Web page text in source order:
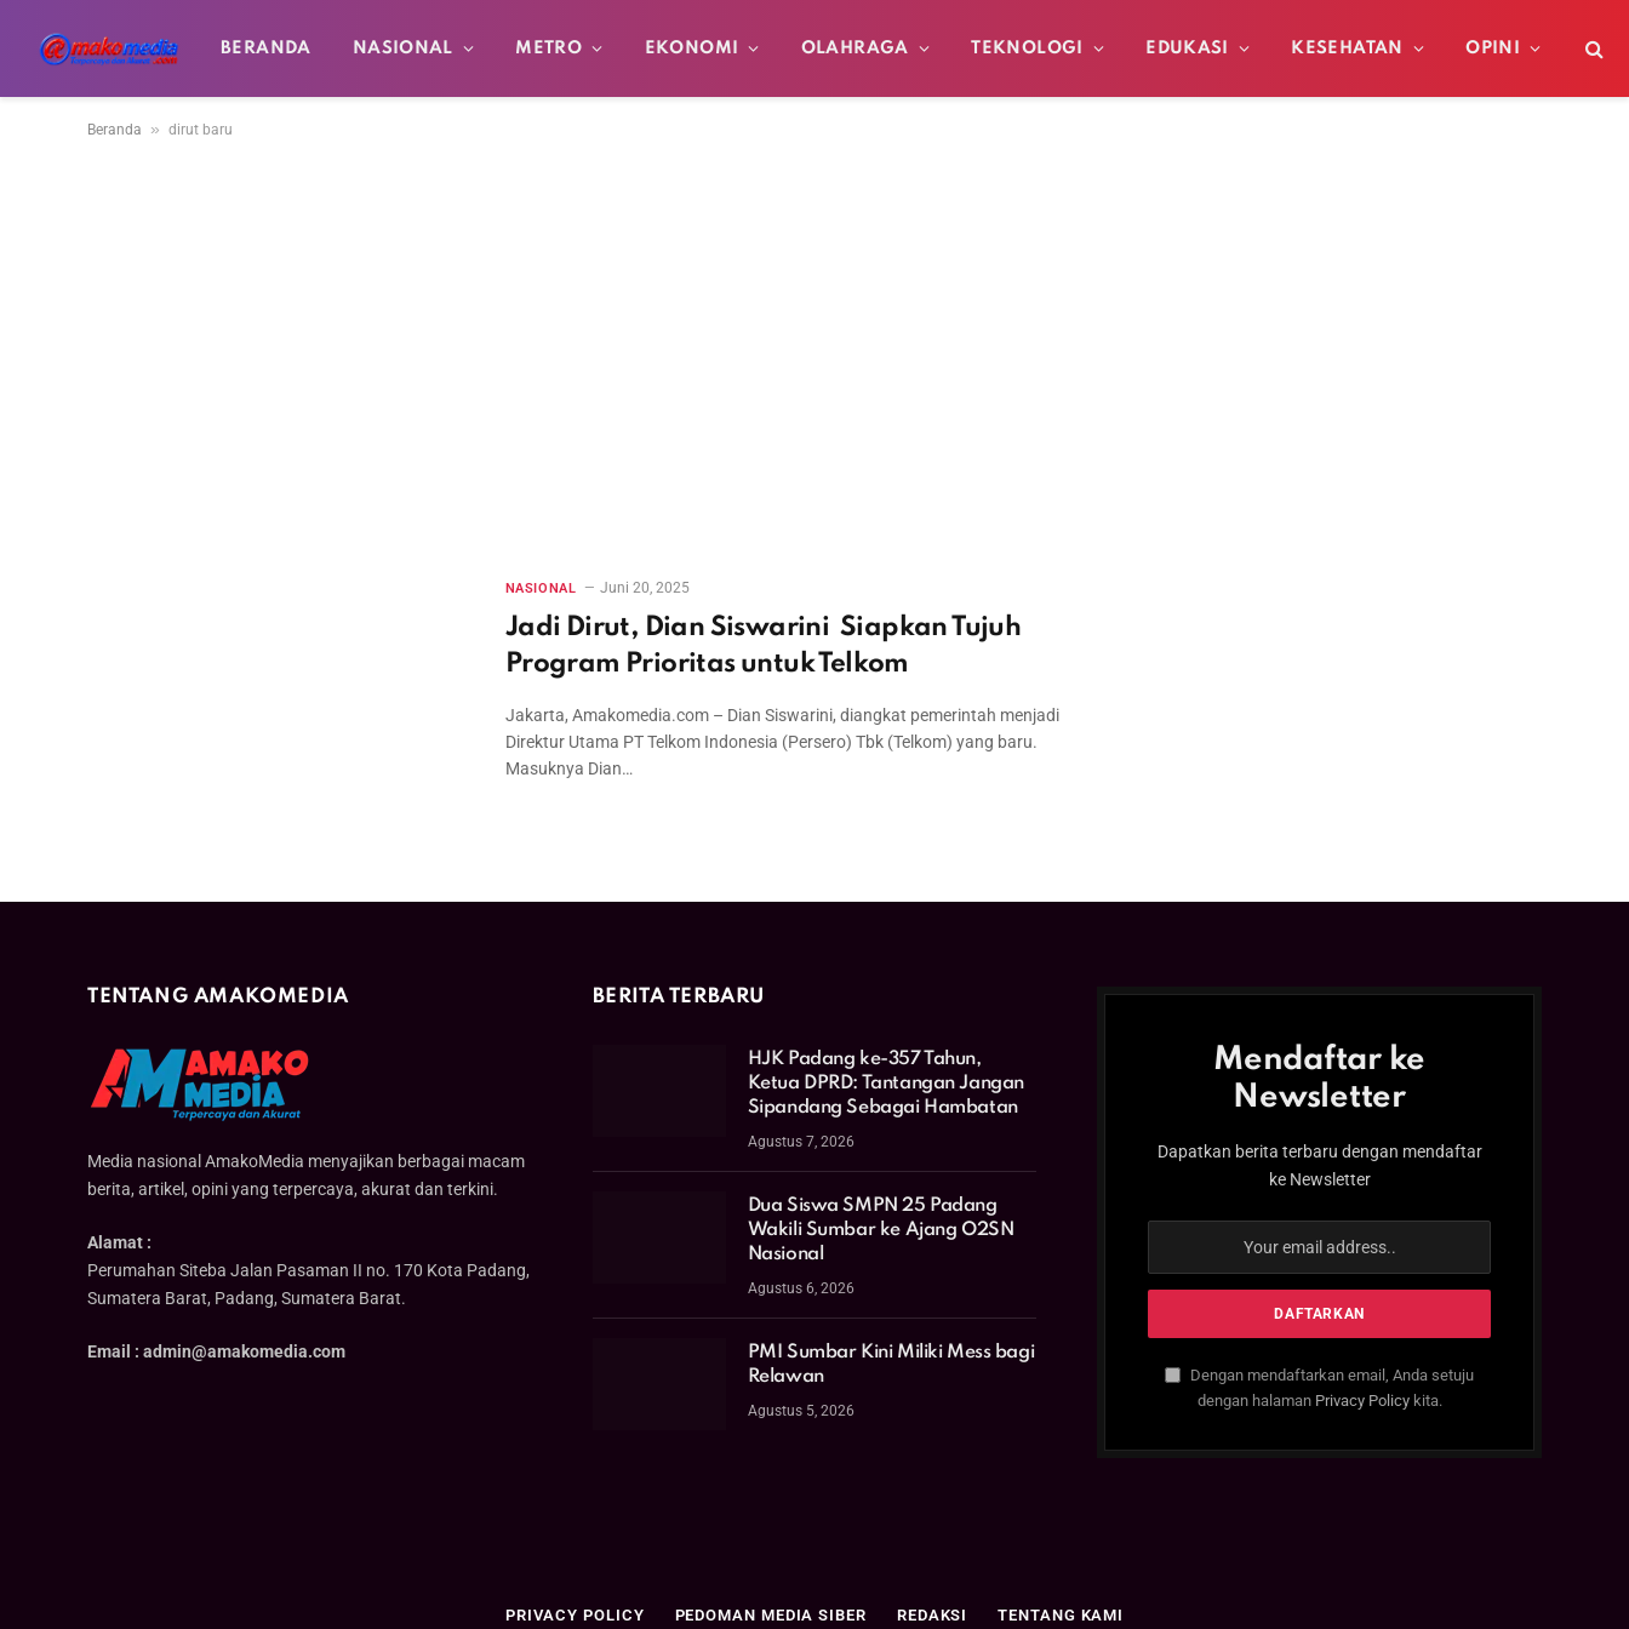
BERANDA NASIONAL METRO EKONOMI OLAHRAGA TEKNOLOGI EDUKASI KESEHATAN OPINI
Beranda » dirut baru
NASIONAL Juni 20, 2025
Jadi Dirut, Dian Siswarini Siapkan Tujuh
Program Prioritas untuk Telkom
Jakarta, Amakomedia.com – Dian Siswarini, diangkat pemerintah menjadi
Direktur Utama PT Telkom Indonesia (Persero) Tbk (Telkom) yang baru.
Masuknya Dian…
TENTANG AMAKOMEDIA
Media nasional AmakoMedia menyajikan berbagai macam
berita, artikel, opini yang terpercaya, akurat dan terkini.
Alamat :
Perumahan Siteba Jalan Pasaman II no. 170 Kota Padang,
Sumatera Barat, Padang, Sumatera Barat.
Email : admin@amakomedia.com
BERITA TERBARU
HJK Padang ke-357 Tahun,
Ketua DPRD: Tantangan Jangan
Sipandang Sebagai Hambatan
Agustus 7, 2026
Dua Siswa SMPN 25 Padang
Wakili Sumbar ke Ajang O2SN
Nasional
Agustus 6, 2026
PMI Sumbar Kini Miliki Mess bagi
Relawan
Agustus 5, 2026
Mendaftar ke
Newsletter
Dapatkan berita terbaru dengan mendaftar
ke Newsletter
Dengan mendaftarkan email, Anda setuju
dengan halaman Privacy Policykita.
PRIVACY POLICY PEDOMAN MEDIA SIBER REDAKSI TENTANG KAMI